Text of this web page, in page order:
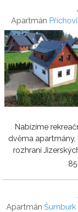
Apartmán
Nabízíme
dvěma apartmány,
rozhraní
Apartmán